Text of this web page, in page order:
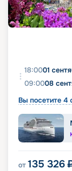
18:0001
09:0008
Вы посетите 4
от 135 326